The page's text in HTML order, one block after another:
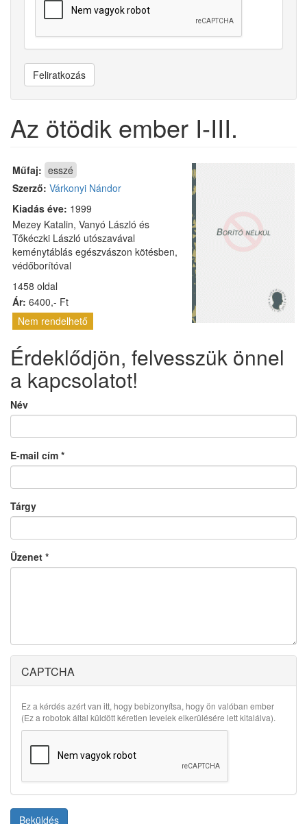
Feliratkozás
Az ötödik ember I-III.
Műfaj: esszé
Szerző: Várkonyi Nándor
Kiadás éve: 1999
Mezey Katalin, Vanyó László és
Tőkéczki László utószavával
keménytáblás egészvászon kötésben,
védőborítóval
1458 oldal
Ár: 6400,- Ft
Nem rendelhető
Érdeklődjön, felvesszük önnel
a kapcsolatot!
Név
E-mail cím *
Tárgy
Üzenet *
CAPTCHA
Ez a kérdés azért van itt, hogy bebizonyítsa, hogy ön valóban ember
(Ez a robotok által küldött kéretlen levelek elkerülésére lett kitalálva).
Beküldés